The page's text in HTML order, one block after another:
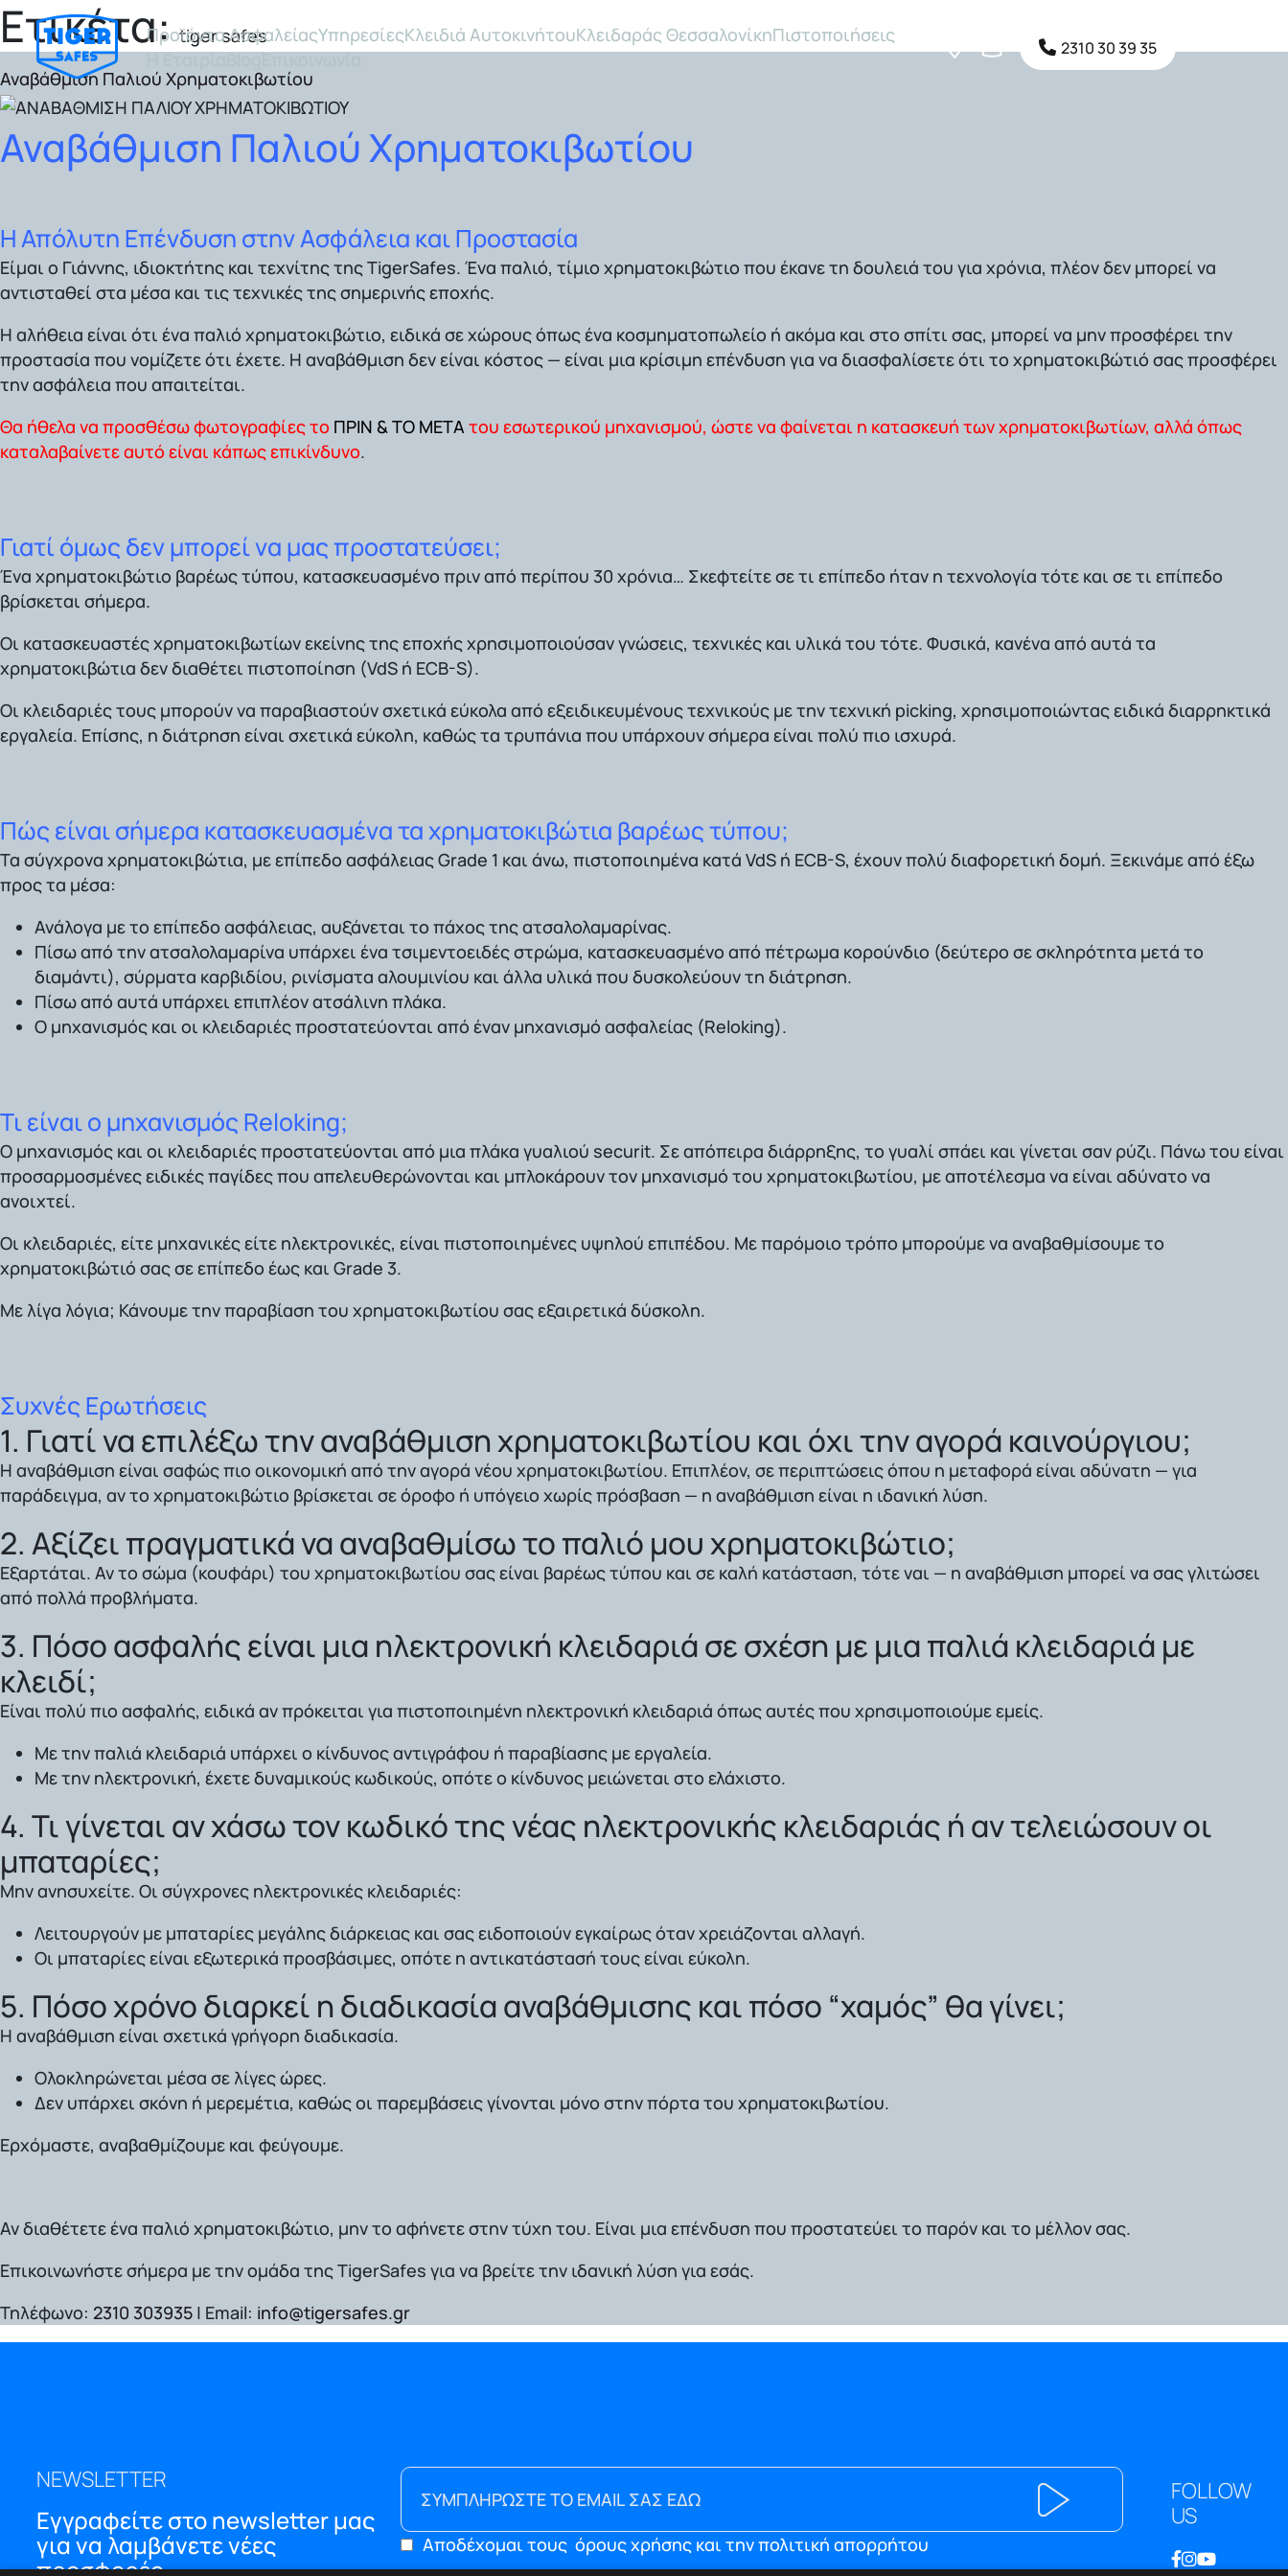
Προϊόντα ΑσφαλείαςΥπηρεσίεςΚλειδιά ΑυτοκινήτουΚλειδαράς ΘεσσαλονίκηΠιστοποιήσεις
Η ΕταιρίαBlogΕπικοινωνία
2310 30 39 35
Ετικέτα:tiger safes
Αναβάθμιση Παλιού Χρηματοκιβωτίου
Αναβάθμιση Παλιού Χρηματοκιβωτίου
Η Απόλυτη Επένδυση στην Ασφάλεια και Προστασία
Είμαι ο Γιάννης, ιδιοκτήτης και τεχνίτης τηςTigerSafes. Ένα παλιό, τίμιο χρηματοκιβώτιο που έκανε τη δουλειά του για χρόνια, πλέον δεν μπορεί να
αντισταθεί στα μέσα και τις τεχνικές της σημερινής εποχής.
Η αλήθεια είναι ότι ένα παλιό χρηματοκιβώτιο, ειδικά σε χώρους όπως ένα κοσμηματοπωλείο ή ακόμα και στο σπίτι σας, μπορεί να μην προσφέρει την
προστασία που νομίζετε ότι έχετε. Η αναβάθμιση δεν είναι κόστος — είναι μια κρίσιμη επένδυση για να διασφαλίσετε ότι το χρηματοκιβώτιό σας προσφέρει
την ασφάλεια που απαιτείται.
Θα ήθελα να προσθέσω φωτογραφίες το ΠΡΙΝ & ΤΟ ΜΕΤΑ του εσωτερικού μηχανισμού, ώστε να φαίνεται η κατασκευή των χρηματοκιβωτίων, αλλά όπως
καταλαβαίνετε αυτό είναι κάπως επικίνδυνο.
Γιατί όμως δεν μπορεί να μας προστατεύσει;
Ένα χρηματοκιβώτιο βαρέως τύπου, κατασκευασμένο πριν από περίπου 30 χρόνια… Σκεφτείτε σε τι επίπεδο ήταν η τεχνολογία τότε και σε τι επίπεδο
βρίσκεται σήμερα.
Οι κατασκευαστές χρηματοκιβωτίων εκείνης της εποχής χρησιμοποιούσαν γνώσεις, τεχνικές και υλικά του τότε. Φυσικά, κανένα από αυτά τα
χρηματοκιβώτια δεν διαθέτει πιστοποίηση (VdS ή ECB-S).
Οι κλειδαριές τους μπορούν να παραβιαστούν σχετικά εύκολα από εξειδικευμένους τεχνικούς με την τεχνική picking, χρησιμοποιώντας ειδικά διαρρηκτικά
εργαλεία. Επίσης, η διάτρηση είναι σχετικά εύκολη, καθώς τα τρυπάνια που υπάρχουν σήμερα είναι πολύ πιο ισχυρά.
Πώς είναι σήμερα κατασκευασμένα τα χρηματοκιβώτια βαρέως τύπου;
Τα σύγχρονα χρηματοκιβώτια, με επίπεδο ασφάλειαςGrade 1 και άνω, πιστοποιημένα κατά VdS ή ECB-S, έχουν πολύ διαφορετική δομή. Ξεκινάμε από έξω
προς τα μέσα:
Ανάλογα με το επίπεδο ασφάλειας, αυξάνεται το πάχος της ατσαλολαμαρίνας.
Πίσω από την ατσαλολαμαρίνα υπάρχει ένα τσιμεντοειδές στρώμα, κατασκευασμένο από πέτρωμα κορούνδιο (δεύτερο σε σκληρότητα μετά το
διαμάντι), σύρματα καρβιδίου, ρινίσματα αλουμινίου και άλλα υλικά που δυσκολεύουν τη διάτρηση.
Πίσω από αυτά υπάρχει επιπλέονατσάλινη πλάκα.
Ο μηχανισμός και οι κλειδαριές προστατεύονται από έναν μηχανισμό ασφαλείας (Reloking).
Τι είναι ο μηχανισμός Reloking;
Ο μηχανισμός και οι κλειδαριές προστατεύονται από μια πλάκα γυαλιού securit. Σε απόπειρα διάρρηξης, το γυαλί σπάει και γίνεται σαν ρύζι. Πάνω του είναι
προσαρμοσμένες ειδικές παγίδες που απελευθερώνονται και μπλοκάρουν τον μηχανισμό του χρηματοκιβωτίου, με αποτέλεσμα να είναι αδύνατο να
ανοιχτεί.
Οι κλειδαριές, είτε μηχανικές είτε ηλεκτρονικές, είναι πιστοποιημένες υψηλού επιπέδου. Με παρόμοιο τρόπο μπορούμε να αναβαθμίσουμε το
χρηματοκιβώτιό σαςσε επίπεδο έως και Grade 3.
Με λίγα λόγια; Κάνουμε την παραβίαση του χρηματοκιβωτίου σας εξαιρετικά δύσκολη.
Συχνές Ερωτήσεις
1. Γιατί να επιλέξω την αναβάθμιση χρηματοκιβωτίου και όχι την αγορά καινούργιου;
Η αναβάθμιση είναι σαφώς πιο οικονομική από την αγορά νέου χρηματοκιβωτίου. Επιπλέον, σε περιπτώσεις όπου η μεταφορά είναι αδύνατη — για
παράδειγμα, αν το χρηματοκιβώτιο βρίσκεται σε όροφο ή υπόγειο χωρίς πρόσβαση — η αναβάθμιση είναι η ιδανική λύση.
2. Αξίζει πραγματικά να αναβαθμίσω το παλιό μου χρηματοκιβώτιο;
Εξαρτάται. Αν το σώμα (κουφάρι) του χρηματοκιβωτίου σας είναι βαρέως τύπου και σε καλή κατάσταση, τότε ναι — η αναβάθμιση μπορεί να σας γλιτώσει
από πολλά προβλήματα.
3. Πόσο ασφαλής είναι μια ηλεκτρονική κλειδαριά σε σχέση με μια παλιά κλειδαριά με
κλειδί;
Είναι πολύ πιο ασφαλής, ειδικά αν πρόκειται για πιστοποιημένη ηλεκτρονική κλειδαριά όπως αυτές που χρησιμοποιούμε εμείς.
Με την παλιά κλειδαριά υπάρχει ο κίνδυνος αντιγράφου ή παραβίασης με εργαλεία.
Με την ηλεκτρονική, έχετεδυναμικούς κωδικούς, οπότε ο κίνδυνος μειώνεται στο ελάχιστο.
4. Τι γίνεται αν χάσω τον κωδικό της νέας ηλεκτρονικής κλειδαριάς ή αν τελειώσουν οι
μπαταρίες;
Μην ανησυχείτε. Οι σύγχρονες ηλεκτρονικές κλειδαριές:
Λειτουργούν με μπαταρίες μεγάλης διάρκειας και σας ειδοποιούν εγκαίρως όταν χρειάζονται αλλαγή.
Οι μπαταρίες είναι εξωτερικά προσβάσιμες, οπότε η αντικατάστασή τους είναι εύκολη.
5. Πόσο χρόνο διαρκεί η διαδικασία αναβάθμισης και πόσο “χαμός” θα γίνει;
Η αναβάθμιση είναι σχετικά γρήγορη διαδικασία.
Ολοκληρώνεται μέσα σε λίγες ώρες.
Δεν υπάρχει σκόνη ή μερεμέτια, καθώς οι παρεμβάσεις γίνονται μόνο στην πόρτα του χρηματοκιβωτίου.
Ερχόμαστε, αναβαθμίζουμε και φεύγουμε.
Αν διαθέτετε ένα παλιό χρηματοκιβώτιο, μην το αφήνετε στην τύχη του. Είναι μια επένδυση που προστατεύει το παρόν και το μέλλον σας.
Επικοινωνήστε σήμερα με την ομάδα τηςTigerSafes για να βρείτε την ιδανική λύση για εσάς.
Τηλέφωνο: 2310 303935 | Email: info@tigersafes.gr
NEWSLETTER
Εγγραφείτε στο newsletter μας
για να λαμβάνετε νέες Αποδέχομαι τουςόρους χρήσης και την πολιτική απορρήτου
FOLLOW
US